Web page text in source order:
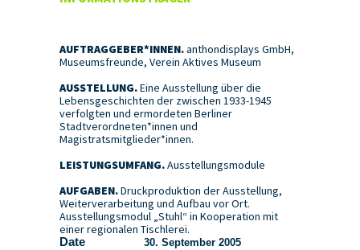
AUFTRAGGEBER*INNEN.anthondisplays GmbH,
Museumsfreunde, Verein Aktives Museum
AUSSTELLUNG.Eine Ausstellung über die
Lebensgeschichten der zwischen 1933-1945
verfolgten und ermordeten Berliner
Stadtverordneten*innen und
Magistratsmitglieder*innen.
LEISTUNGSUMFANG.Ausstellungsmodule
AUFGABEN.Druckproduktion der Ausstellung,
Weiterverarbeitung und Aufbau vor Ort.
Ausstellungsmodul „Stuhl“ in Kooperation mit
einer regionalen Tischlerei.
Date 30. September 2005